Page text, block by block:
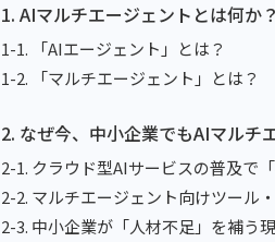
1. AIマルチエージェントとは何か
1-1. 「AIエージェント」とは？
1-2. 「マルチエージェント」とは？
2. なぜ今、中小企業でもAIマルチ
2-1. クラウド型AIサービスの普及で
2-2. マルチエージェント向けツール
2-3. 中小企業が「人材不足」を補う